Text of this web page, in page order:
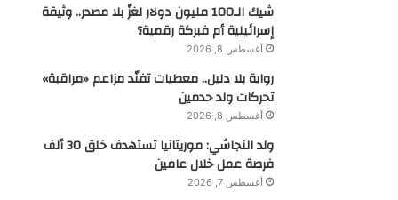
شيك الـ100 مليون دولار لغزٌ بلا مصدر.. وثيقة
إسرائيلية أم فبركة رقمية؟
أغسطس 8, 2026
رواية بلا دليل.. معطيات تفنّد مزاعم «مراقبة»
تحركات ولد حدمين
أغسطس 8, 2026
ولد النجاشي: موريتانيا تستهدف خلق 30 ألف
فرصة عمل خلال عامين
أغسطس 7, 2026